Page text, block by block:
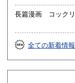
全ての新着情報